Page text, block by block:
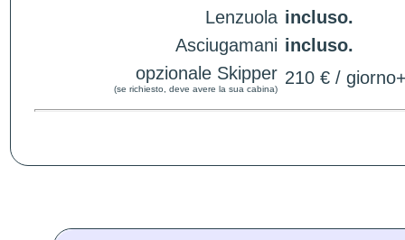
Lenzuola incluso.
Asciugamani incluso.
opzionale Skipper
(se richiesto, deve avere la sua cabina)
210 € /